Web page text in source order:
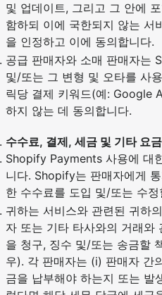
및 업데이트, 그리고 그 안에
함하되 이에 국한되지 않는 서
을 인정하고 이에 동의합니다.
공급 판매자와 소매 판매자는
및/또는 그 변형 및 오타를 사
릭당 결제 키워드(예: Google
하지 않는 데 동의합니다.
수수료, 결제, 세금 및 기타 요금
Shopify Payments 사용에 대
니다. Shopify는 판매자에게
한 수수료를 도입 및/또는 수
귀하는 서비스와 관련된 귀하
자 또는 기타 타사와의 거래와
을 청구, 징수 및/또는 송금할
우). 각 판매자는 (i) 판매자 간
금을 납부해야 하는지 또는 발